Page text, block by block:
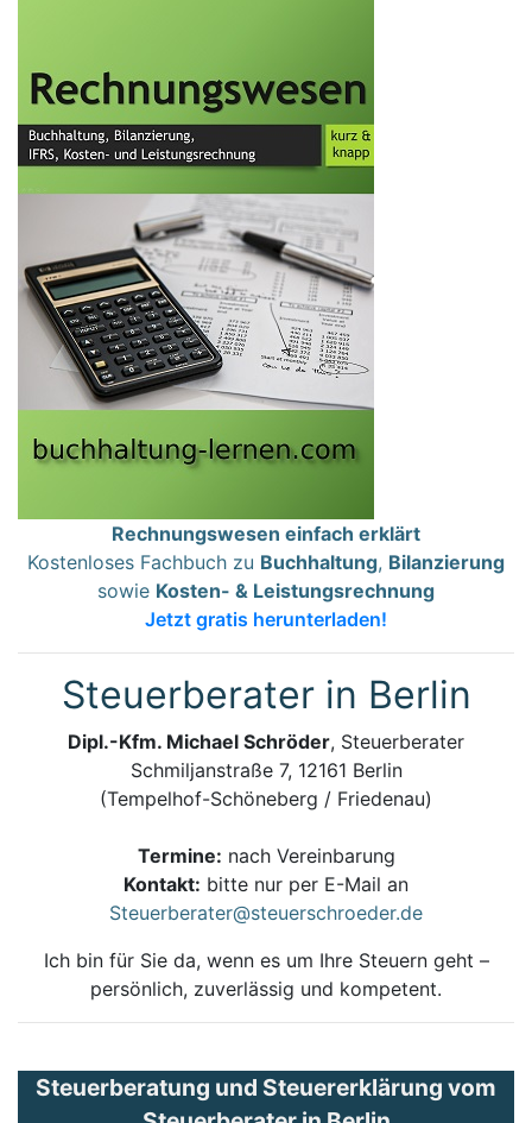
Rechnungswesen einfach erklärt
Kostenloses Fachbuch zu Buchhaltung, Bilanzierung
sowie Kosten- & Leistungsrechnung
Jetzt gratis herunterladen!
Steuerberater in Berlin
Dipl.-Kfm. Michael Schröder, Steuerberater
Schmiljanstraße 7, 12161 Berlin
(Tempelhof-Schöneberg / Friedenau)
Termine: nach Vereinbarung
Kontakt: bitte nur per E-Mail an
Steuerberater@steuerschroeder.de
Ich bin für Sie da, wenn es um Ihre Steuern geht –
persönlich, zuverlässig und kompetent.
Steuerberatung und Steuererklärung vom